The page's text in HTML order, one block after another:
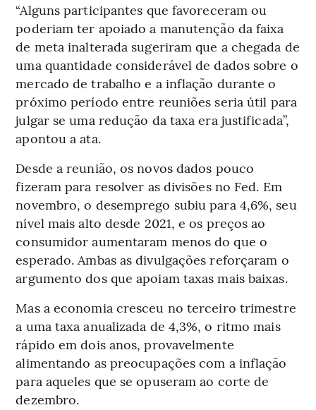
“Alguns participantes que favoreceram ou
poderiam ter apoiado a manutenção da faixa
de meta inalterada sugeriram que a chegada de
uma quantidade considerável de dados sobre o
mercado de trabalho e a inflação durante o
próximo período entre reuniões seria útil para
julgar se uma redução da taxa era justificada”,
apontou a ata.
Desde a reunião, os novos dados pouco
fizeram para resolver as divisões no Fed. Em
novembro, o desemprego subiu para 4,6%, seu
nível mais alto desde 2021, e os preços ao
consumidor aumentaram menos do que o
esperado. Ambas as divulgações reforçaram o
argumento dos que apoiam taxas mais baixas.
Mas a economia cresceu no terceiro trimestre
a uma taxa anualizada de 4,3%, o ritmo mais
rápido em dois anos, provavelmente
alimentando as preocupações com a inflação
para aqueles que se opuseram ao corte de
dezembro.